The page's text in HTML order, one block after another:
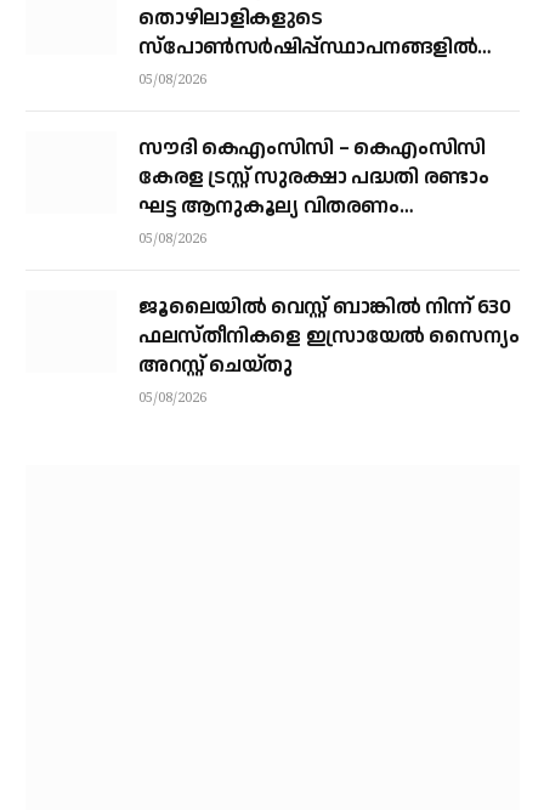
തൊഴിലാളികളുടെ
സ്‌പോണ്‍സര്‍ഷിപ്പ്സ്ഥാപനങ്ങളില്‍
നിന്ന് വ്യക്തികളിലേക്ക് മാറ്റാന്‍
05/08/2026
സൗദി കെഎംസിസി – കെഎംസിസി
കേരള ട്രസ്റ്റ് സുരക്ഷാ പദ്ധതി രണ്ടാം
ഘട്ട ആനുകൂല്യ വിതരണം
വെള്ളിയാഴ്ച്ച കോഴിക്കോട്ട്
05/08/2026
ജൂലൈയില്‍ വെസ്റ്റ് ബാങ്കില്‍ നിന്ന് 630
ഫലസ്തീനികളെ ഇസ്രായേല്‍ സൈന്യം
അറസ്റ്റ് ചെയ്തു
05/08/2026